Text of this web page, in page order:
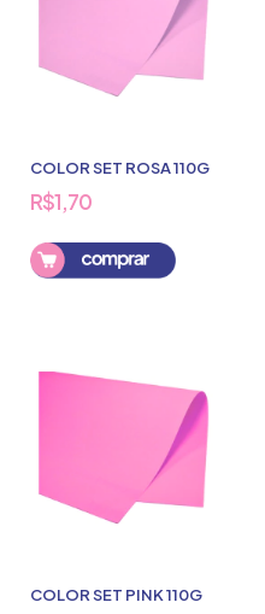
COLOR SET ROSA 110G
R$1,70
COLOR SET PINK 110G